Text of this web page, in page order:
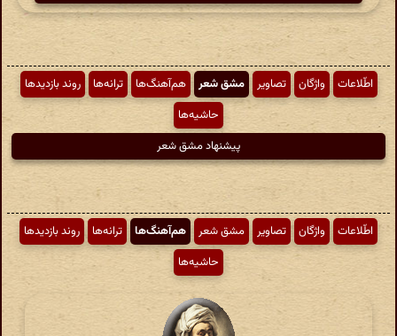
اطّلاعات واژگان تصاویر مشق شعر هم‌آهنگ‌ها ترانه‌ها
روند بازدیدها
حاشیه‌ها
پیشنهاد مشق شعر
اطّلاعات واژگان تصاویر مشق شعر هم‌آهنگ‌ها ترانه‌ها
روند بازدیدها
حاشیه‌ها